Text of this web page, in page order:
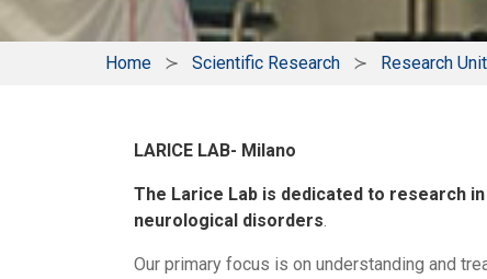
Home Scientific Research Research Unit
LARICE LAB- Milano
The Larice Lab is dedicated to research
neurological disorders.
Our primary focus is on understanding and